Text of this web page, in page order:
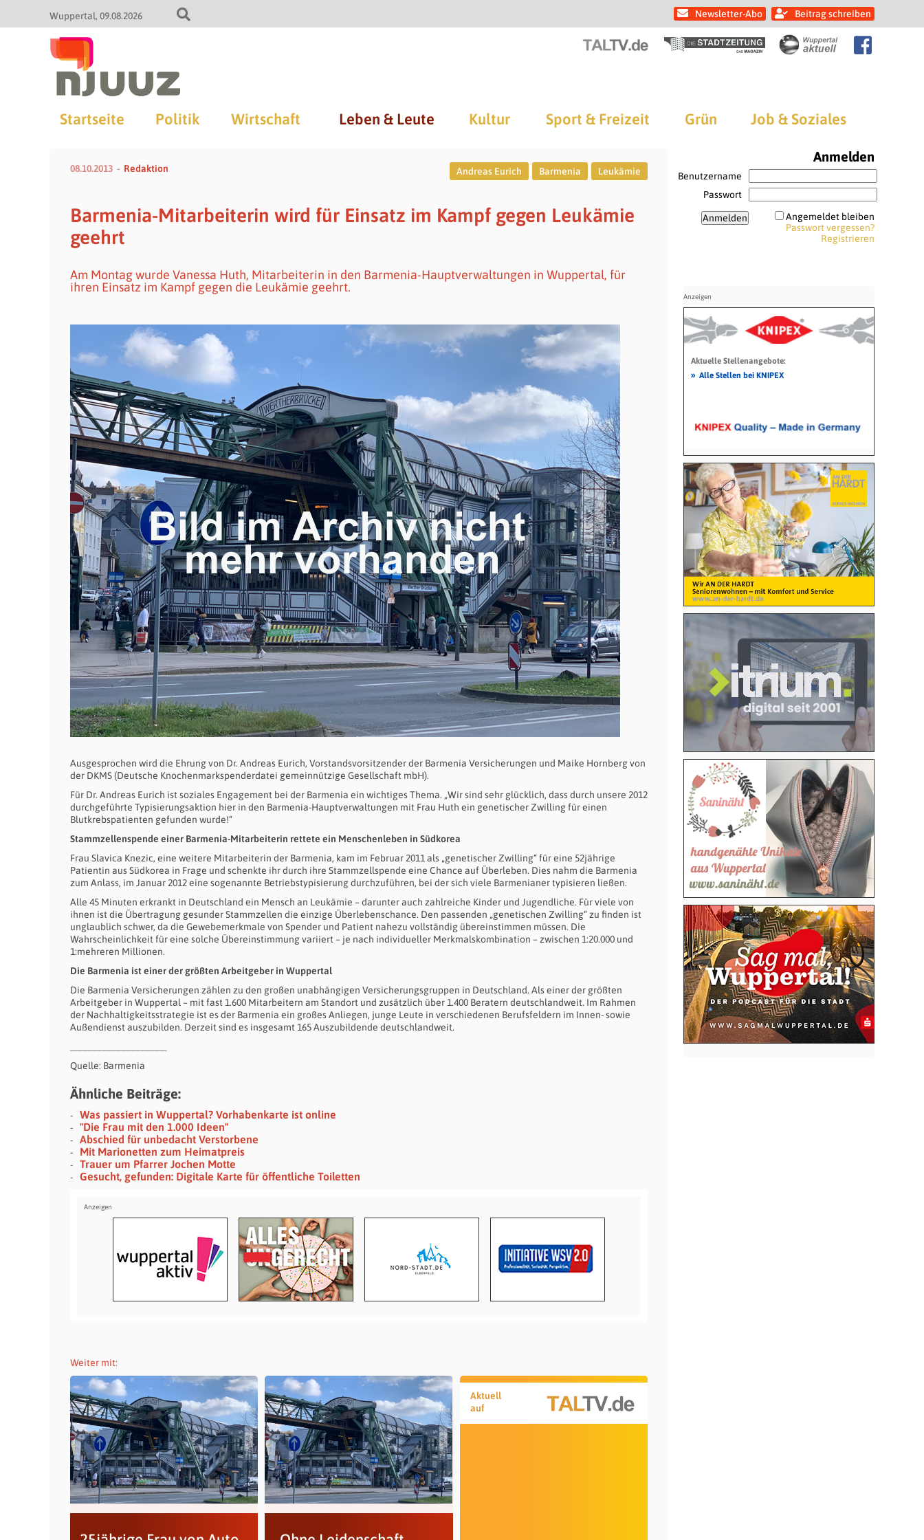
Wuppertal 09.08.2026 Newsletter-Abo Beitrag schreiben
Startseite Politik Wirtschaft Leben & Leute Kultur Sport & Freizeit Grün Job & Soziales
08.10.2013 Redaktion Andreas Eurich Barmenia Leukämie
Barmenia-Mitarbeiterin wird für Einsatz im Kampf gegen Leukämie
geehrt
Am Montag wurde Vanessa Huth, Mitarbeiterin in den Barmenia-Hauptverwaltungen in Wuppertal, für
ihren Einsatz im Kampf gegen die Leukämie geehrt.
Ausgesprochen wird die Ehrung von Dr. Andreas Eurich, Vorstandsvorsitzender der Barmenia Versicherungen und Maike Hornberg von
der DKMS (Deutsche Knochenmarkspenderdatei gemeinnützige Gesellschaft mbH).
Für Dr. Andreas Eurich ist soziales Engagement bei der Barmenia ein wichtiges Thema. „Wir sind sehr glücklich, dass durch unsere 2012
durchgeführte Typisierungsaktion hier in den Barmenia-Hauptverwaltungen mit Frau Huth ein genetischer Zwilling für einen
Blutkrebspatienten gefunden wurde!“
Stammzellenspende einer Barmenia-Mitarbeiterin rettete ein Menschenleben in Südkorea
Frau Slavica Knezic, eine weitere Mitarbeiterin der Barmenia, kam im Februar 2011 als „genetischer Zwilling“ für eine 52jährige
Patientin aus Südkorea in Frage und schenkte ihr durch ihre Stammzellspende eine Chance auf Überleben. Dies nahm die Barmenia
zum Anlass, im Januar 2012 eine sogenannte Betriebstypisierung durchzuführen, bei der sich viele Barmenianer typisieren ließen.
Alle 45 Minuten erkrankt in Deutschland ein Mensch an Leukämie – darunter auch zahlreiche Kinder und Jugendliche. Für viele von
ihnen ist die Übertragung gesunder Stammzellen die einzige Überlebenschance. Den passenden „genetischen Zwilling“ zu finden ist
unglaublich schwer, da die Gewebemerkmale von Spender und Patient nahezu vollständig übereinstimmen müssen. Die
Wahrscheinlichkeit für eine solche Übereinstimmung variiert – je nach individueller Merkmalskombination – zwischen 1:20.000 und
1:mehreren Millionen.
Die Barmenia ist einer der größten Arbeitgeber in Wuppertal
Die Barmenia Versicherungen zählen zu den großen unabhängigen Versicherungsgruppen in Deutschland. Als einer der größten
Arbeitgeber in Wuppertal – mit fast 1.600 Mitarbeitern am Standort und zusätzlich über 1.400 Beratern deutschlandweit. Im Rahmen
der Nachhaltigkeitsstrategie ist es der Barmenia ein großes Anliegen, junge Leute in verschiedenen Berufsfeldern im Innen- sowie
Außendienst auszubilden. Derzeit sind es insgesamt 165 Auszubildende deutschlandweit.
Quelle: Barmenia
Ähnliche Beiträge:
Was passiert in Wuppertal? Vorhabenkarte ist online
"Die Frau mit den 1.000 Ideen"
Abschied für unbedacht Verstorbene
Mit Marionetten zum Heimatpreis
Trauer um Pfarrer Jochen Motte
Gesucht, gefunden: Digitale Karte für öffentliche Toiletten
Weiter mit:
Aktuell
auf
Anmelden
Benutzername
Passwort
Angemeldet bleiben
Passwort vergessen?
Registrieren
Aktuelle Stellenangebote:
» Alle Stellen bei KNIPEX